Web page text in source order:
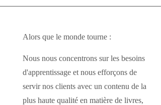
Alors que le monde tourne :
Nous nous concentrons sur les besoins
d'apprentissage et nous efforçons de
servir nos clients avec un contenu de la
plus haute qualité en matière de livres,